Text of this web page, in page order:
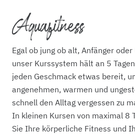
Aquafitness
Egal ob jung ob alt, Anfänger
unser Kurssystem hält an 5
jeden Geschmack etwas bereit,
angenehmen, warmen und
schnell den Alltag vergessen zu
In kleinen Kursen von maximal 8
Sie Ihre körperliche Fitness und